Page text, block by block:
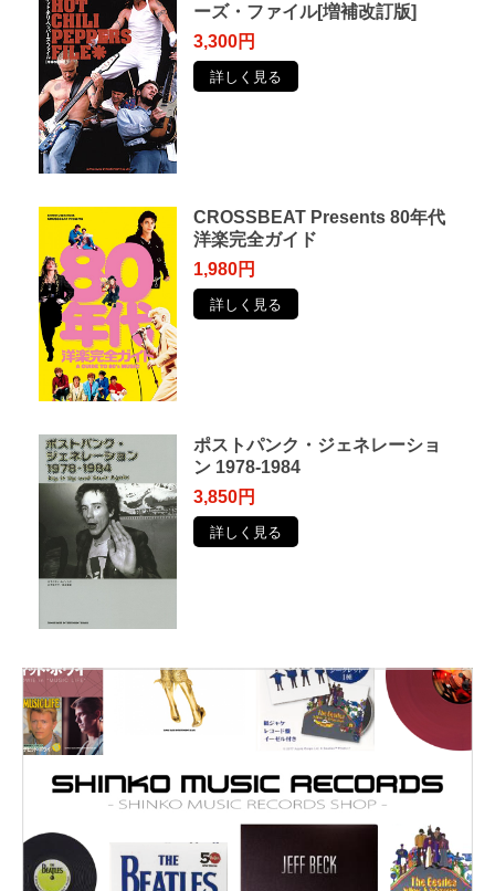
ーズ・ファイル[増補改訂版]
3,300円
詳しく見る
CROSSBEAT Presents 80年代
洋楽完全ガイド
1,980円
詳しく見る
ポストパンク・ジェネレーショ
ン 1978-1984
3,850円
詳しく見る